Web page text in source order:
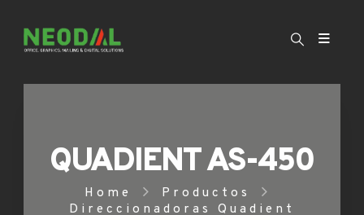
QUADIENT AS-450
Home
Productos
Direccionadoras Quadient